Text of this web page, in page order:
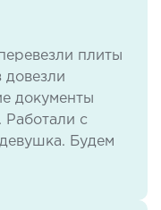
плиты
документы
Работали с
Будем